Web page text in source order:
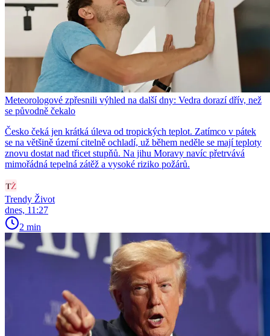
Meteorologové zpřesnili výhled na další dny: Vedra dorazí dřív, než
se původně čekalo
Česko čeká jen krátká úleva od tropických teplot. Zatímco v pátek
se na většině území citelně ochladí, už během neděle se mají teploty
znovu dostat nad třicet stupňů. Na jihu Moravy navíc přetrvává
mimořádná tepelná zátěž a vysoké riziko požárů.
Trendy Život
dnes, 11:27
2 min